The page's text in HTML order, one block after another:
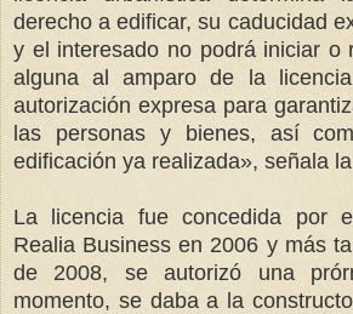
derecho a edificar, su caducidad
y el interesado no podrá iniciar o
alguna al amparo de la
autorización expresa para
las personas y bienes, así
edificación ya realizada», señala
La licencia fue concedida por
Realia Business en 2006 y más
de 2008, se autorizó una
momento, se daba a la